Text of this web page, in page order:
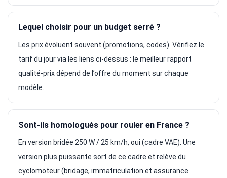
Lequel choisir pour un budget serré ?
Les prix évoluent souvent (promotions, codes). Vérifiez le
tarif du jour via les liens ci-dessus : le meilleur rapport
qualité-prix dépend de l’offre du moment sur chaque
modèle.
Sont-ils homologués pour rouler en France ?
En version bridée 250 W / 25 km/h, oui (cadre VAE). Une
version plus puissante sort de ce cadre et relève du
cyclomoteur (bridage, immatriculation et assurance